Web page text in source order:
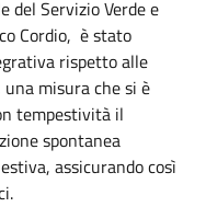
del Servizio Verde e
Cordio, è stato
rispetto alle
misura che si è
tempestività il
spontanea
assicurando così